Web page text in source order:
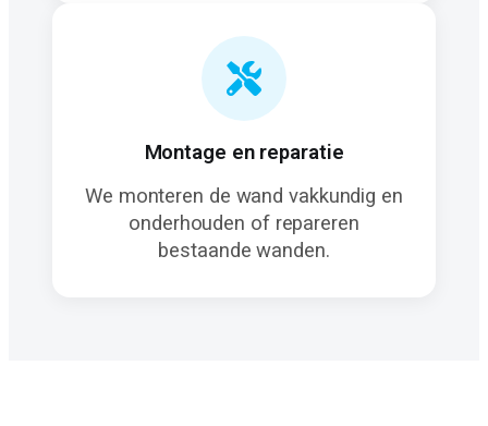
Montage en reparatie
We monteren de wand vakkundig en
onderhouden of repareren
bestaande wanden.